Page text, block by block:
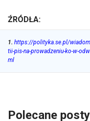
ŹRÓDŁA:
1. https://polityka.se.pl/
tii-pis-na-prowadzeniu-ko-w-
ml
Polecane